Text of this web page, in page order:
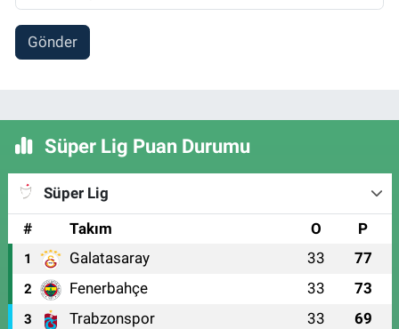
Gönder
Süper Lig Puan Durumu
Süper Lig
#
Takım O P
1 Galatasaray 33 77
2 Fenerbahçe 33 73
3 Trabzonspor 33 69